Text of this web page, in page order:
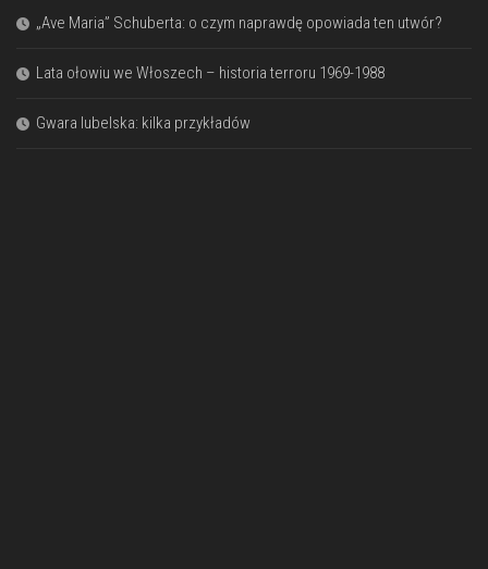
„Ave Maria” Schuberta: o czym naprawdę opowiada ten utwór?
Lata ołowiu we Włoszech – historia terroru 1969-1988
Gwara lubelska: kilka przykładów